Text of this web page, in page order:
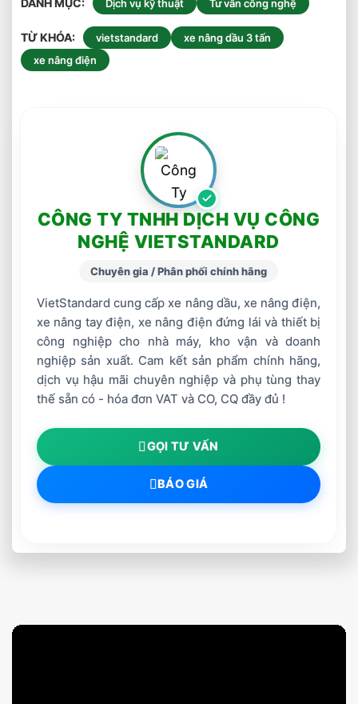
Dịch vụ kỹ thuật Tư vấn công nghệ
TỪ KHÓA vietstandard
xe nâng dầu 3 tấn
xe nâng điện
CÔNG TY TNHH DỊCH VỤ CÔNG
NGHỆ VIETSTANDARD
Chuyên gia / Phân phối chính hãng
VietStandard cung cấp xe nâng dầu, xe nâng điện,
xe nâng tay điện, xe nâng điện đứng lái và thiết bị
công nghiệp cho nhà máy, kho vận và doanh
nghiệp sản xuất. Cam kết sản phẩm chính hãng,
dịch vụ hậu mãi chuyên nghiệp và phụ tùng thay
thế sẵn có - hóa đơn VAT và CO, CQ đầy đủ !
GỌI TƯ VẤN
BÁO GIÁ